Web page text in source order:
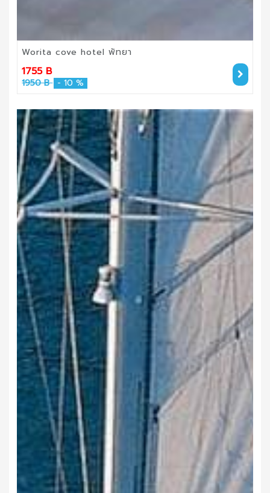
Worita cove hotel พัทยา
1755 B
1950 B - 10 %